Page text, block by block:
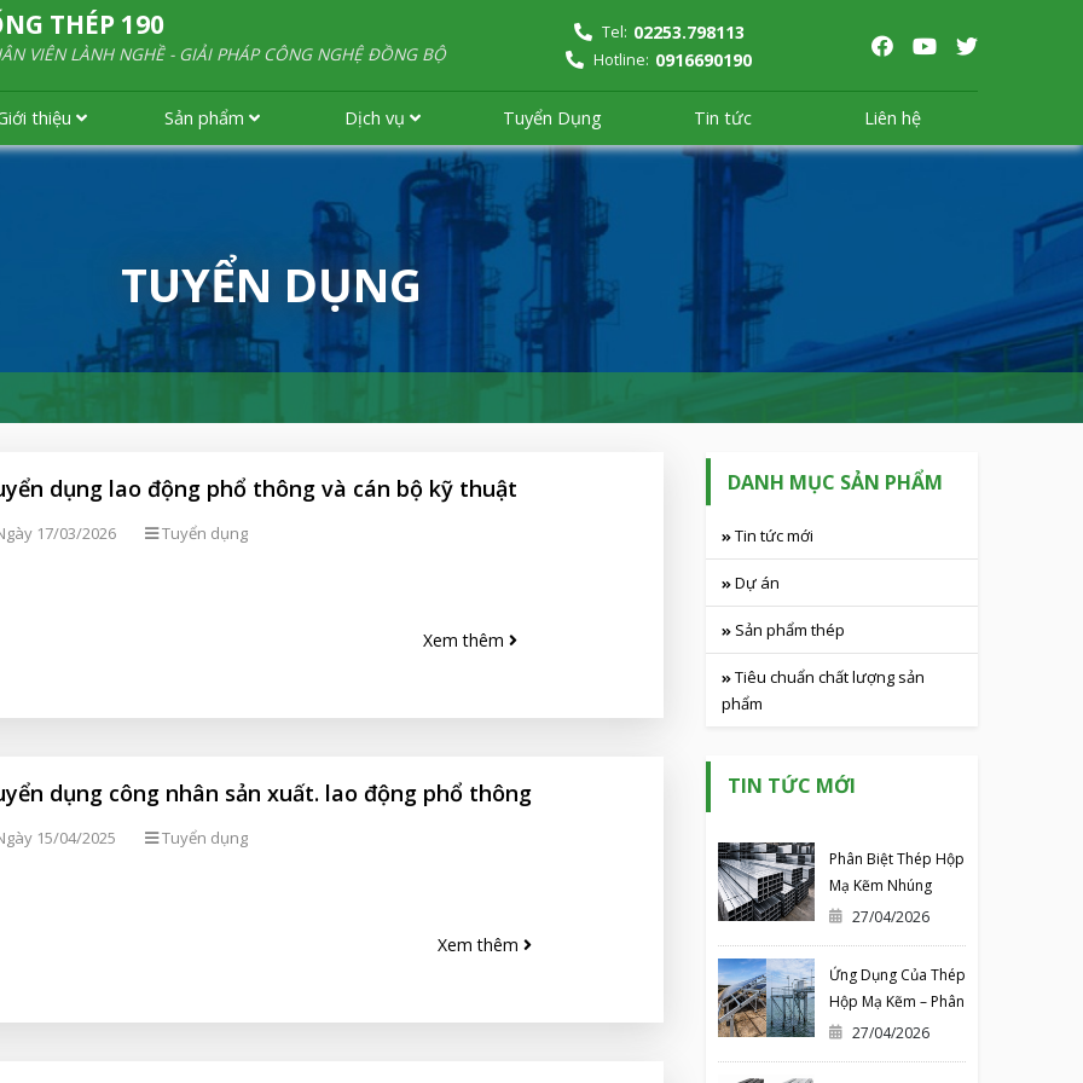
THÉP 190
VIÊN LÀNH NGHỀ - GIẢI PHÁP CÔNG NGHỆ ĐỒNG BỘ
Tel: 02253.798113
Hotline: 0916690190
thiệu Sản phẩm Dịch vụ Tuyển Dụng Tin tức Liên hệ
TUYỂN DỤNG
dụng lao động phổ thông và cán bộ kỹ thuật
17/03/2026 Tuyển dụng
Xem thêm
dụng công nhân sản xuất. lao động phổ thông
15/04/2025 Tuyển dụng
Xem thêm
DANH MỤC SẢN PHẨM
Tin tức mới
Tuyển dụng
Dự án
Sản phẩm thép
Tiêu chuẩn chất lượng sản
phẩm
TIN TỨC MỚI
Phân Biệt Thép Hộp
Mạ Kẽm Nhúng
Nóng Và Mạ Kẽm
Đúng Để Chọn
Chuẩn
27/04/2026
Ứng Dụng Của Thép
Hộp Mạ Kẽm – Phân
Tích Chi Tiết Theo
27/04/2026